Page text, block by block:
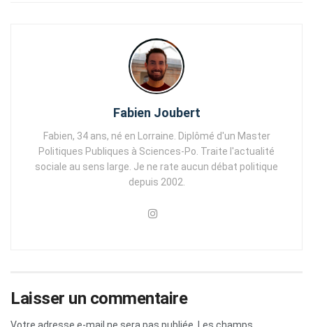
Fabien Joubert
Fabien, 34 ans, né en Lorraine. Diplômé d'un Master
Politiques Publiques à Sciences-Po. Traite l'actualité
sociale au sens large. Je ne rate aucun débat politique
depuis 2002.
Laisser un commentaire